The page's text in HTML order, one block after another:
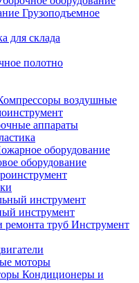
Грузоподъемное
для склада
полотно
воздушные
аппараты
оборудование
оборудование
инструмент
Инструмент
моторы
Кондиционеры и